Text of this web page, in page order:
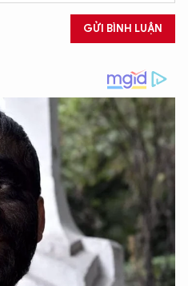
GỬI BÌNH LUẬN